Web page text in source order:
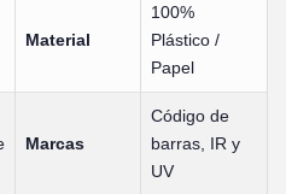
Material
100%
Plástico /
Papel
Marcas
Código de
barras, IR y
UV